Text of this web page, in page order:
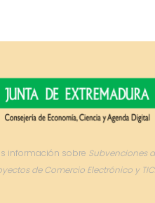
información sobre Subvenciones a
de Comercio Electrónico y TIC.